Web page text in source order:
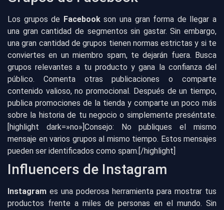
Los grupos de Facebookson una gran forma de llegar a
una gran cantidad de segmentos sin gastar. Sin embargo,
una gran cantidad de grupos tienen normas estrictas y si te
conviertes en un miembro spam, te dejarán fuera. Busca
grupos relevantes a tu producto y gana la confianza del
público. Comenta otras publicaciones o comparte
contenido valioso, no promocional. Después de un tiempo,
publica promociones de la tienda y comparte un poco más
sobre la historia de tu negocio o simplemente preséntate.
[highlight dark=»no»]Consejo: No publiques el mismo
mensaje en varios grupos al mismo tiempo. Estos mensajes
pueden ser identificados como spam.[/highlight]
Influencers de Instagram
Instagram es una poderosa herramienta para mostrar tus
productos frente a miles de personas en el mundo. Sin